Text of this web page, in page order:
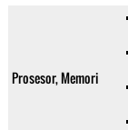
Prosesor, Memori